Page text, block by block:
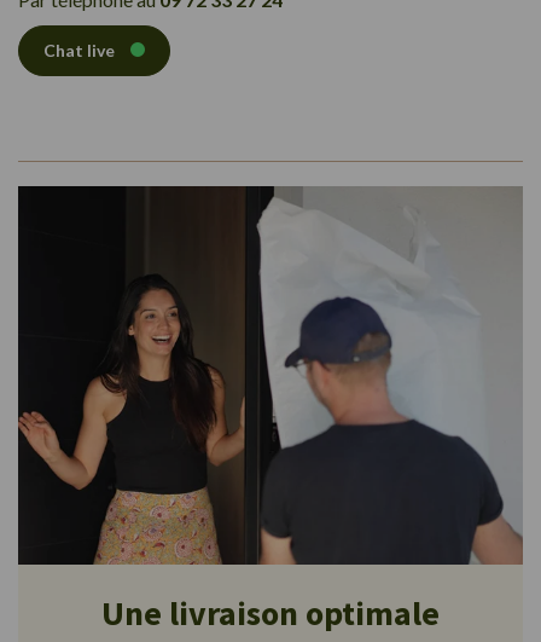
Chat live
Une livraison optimale